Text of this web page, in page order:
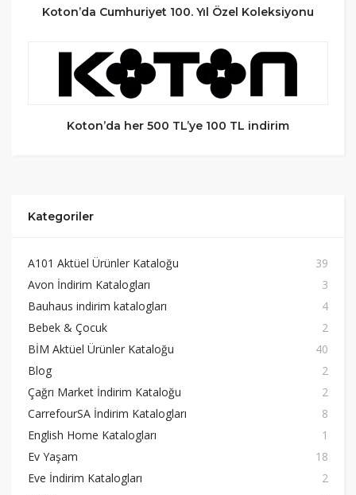
Koton’da Cumhuriyet 100. Yıl Özel Koleksiyonu
Koton’da her 500 TL’ye 100 TL indirim
Kategoriler
A101 Aktüel Ürünler Kataloğu
39
Avon İndirim Katalogları
3
Bauhaus indirim katalogları
4
Bebek & Çocuk
2
BİM Aktüel Ürünler Kataloğu
40
Blog
2
Çağrı Market İndirim Kataloğu
2
CarrefourSA İndirim Katalogları
8
English Home Katalogları
1
Ev Yaşam
18
Eve İndirim Katalogları
2